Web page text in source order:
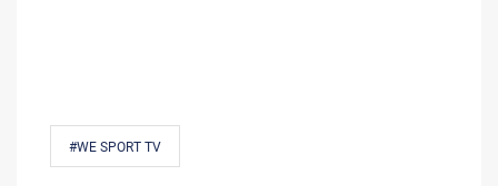
#WE SPORT TV